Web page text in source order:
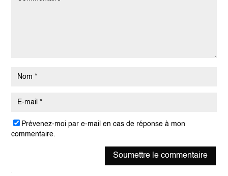
Prévenez-moi par e-mail en cas de réponse à mon
commentaire.
Soumettre le commentaire